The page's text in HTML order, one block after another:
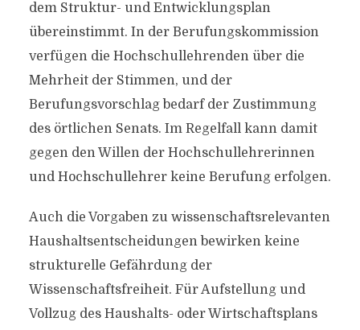
dem Struktur- und Entwicklungsplan
übereinstimmt. In der Berufungskommission
verfügen die Hochschullehrenden über die
Mehrheit der Stimmen, und der
Berufungsvorschlag bedarf der Zustimmung
des örtlichen Senats. Im Regelfall kann damit
gegen den Willen der Hochschullehrerinnen
und Hochschullehrer keine Berufung erfolgen.
Auch die Vorgaben zu wissenschaftsrelevanten
Haushaltsentscheidungen bewirken keine
strukturelle Gefährdung der
Wissenschaftsfreiheit. Für Aufstellung und
Vollzug des Haushalts- oder Wirtschaftsplans